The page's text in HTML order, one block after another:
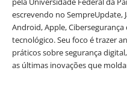
escrevendo no SempreUpdate,
Android, Apple,
tecnológico. Seu foco é trazer
práticos sobre segurança
as últimas inovações que